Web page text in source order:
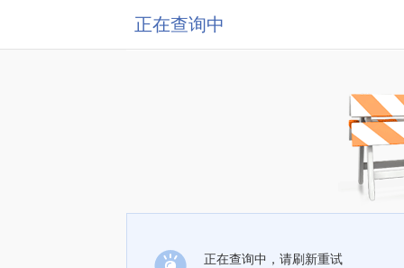
正在查询中
正在查询中，请刷新重试